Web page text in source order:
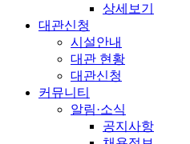
상세보기
대관신청
시설안내
대관 현황
대관신청
커뮤니티
알림·소식
공지사항